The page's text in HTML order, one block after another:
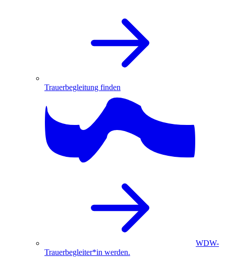
Trauerbegleitung finden
WDW-
Trauerbegleiter*in werden.